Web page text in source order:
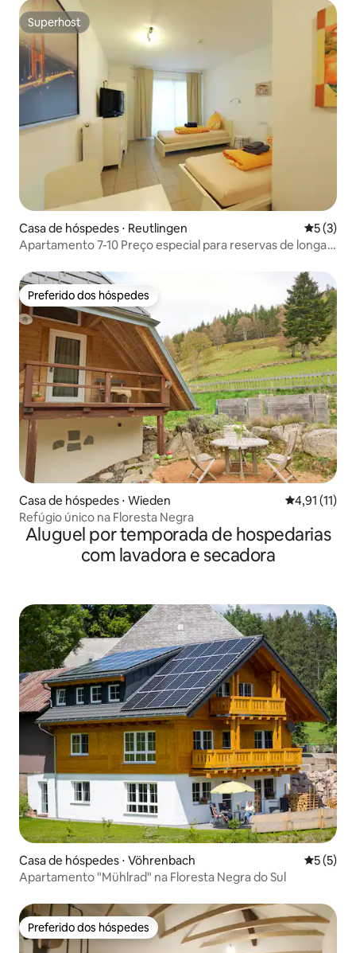
Superhost
Superhost
Casa de hóspedes ⋅ Reutlingen 5 de
5 (3)
Apartamento 7-10 Preço especial para reservas de longa
Preferido dos hóspedes
Preferido dos hóspedes
Casa de hóspedes ⋅ Wieden 4,91 de uma
4,91 (11)
Refúgio único na Floresta Negra
Aluguel por temporada de hospedarias
com lavadora e secadora
Casa de hóspedes ⋅ Vöhrenbach 5 de
5 (5)
Apartamento "Mühlrad" na Floresta Negra do Sul
Preferido dos hóspedes
Preferido dos hóspedes